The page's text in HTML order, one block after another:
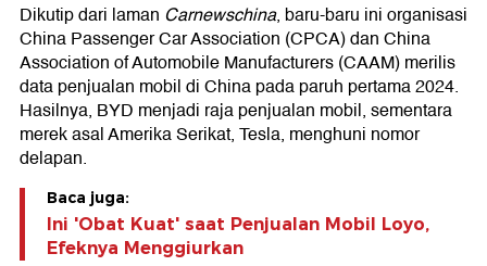
Dikutip dari laman Carnewschina, baru-baru ini organisasi
China Passenger Car Association (CPCA) dan China
Association of Automobile Manufacturers (CAAM) merilis
data penjualan mobil di China pada paruh pertama 2024.
Hasilnya, BYD menjadi raja penjualan mobil, sementara
merek asal Amerika Serikat, Tesla, menghuni nomor
delapan.
Baca juga:
Ini 'Obat Kuat' saat Penjualan Mobil Loyo,
Efeknya Menggiurkan